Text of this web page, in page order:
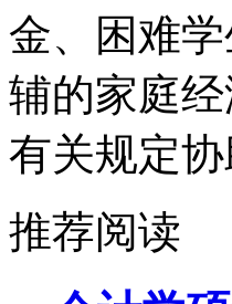
金、困难
辅的家庭
有关规定
推荐阅读